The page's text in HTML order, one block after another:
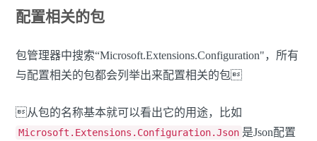
配置相关的包
包管理器中搜索“Microsoft.Extensions.Configuration"，所有
与配置相关的包都会列举出来配置相关的包
从包的名称基本就可以看出它的用途，比如
Microsoft.Extensions.Configuration.Json 是Json配置